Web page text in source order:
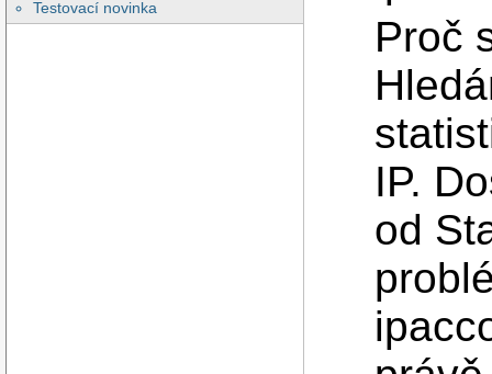
Testovací novinka
Proč
IP.
od